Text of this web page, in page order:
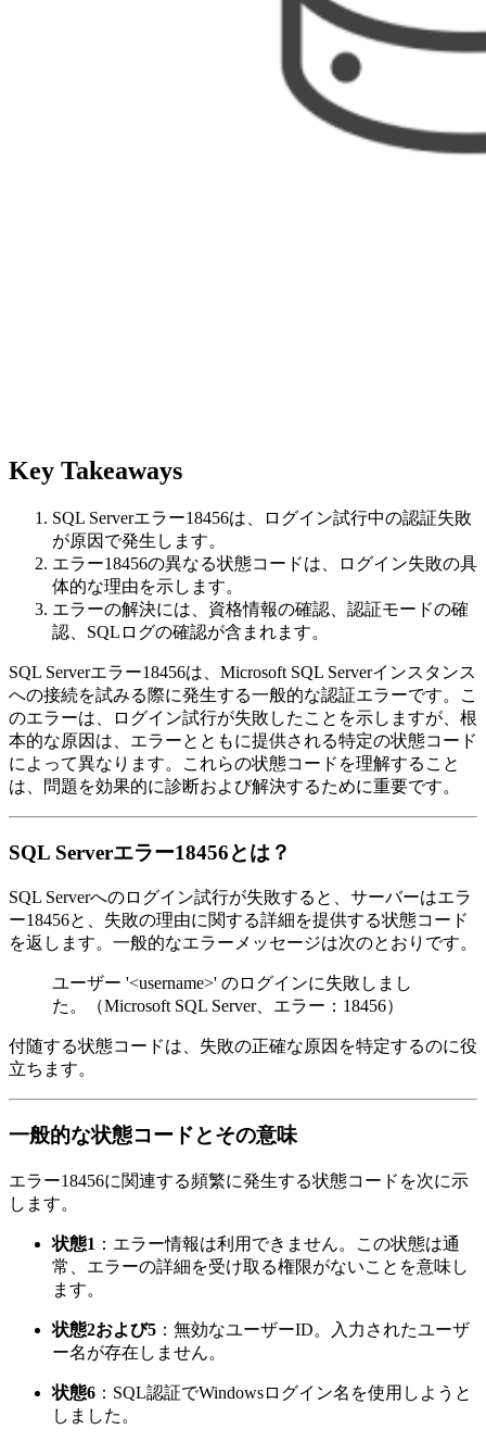
Key Takeaways
SQL Serverエラー18456は、ログイン試行中の認証失敗
が原因で発生します。
エラー18456の異なる状態コードは、ログイン失敗の具
体的な理由を示します。
エラーの解決には、資格情報の確認、認証モードの確
認、SQLログの確認が含まれます。
SQL Serverエラー18456は、Microsoft SQL Serverインスタンス
への接続を試みる際に発生する一般的な認証エラーです。こ
のエラーは、ログイン試行が失敗したことを示しますが、根
本的な原因は、エラーとともに提供される特定の状態コード
によって異なります。これらの状態コードを理解すること
は、問題を効果的に診断および解決するために重要です。
SQL Serverエラー18456とは？
SQL Serverへのログイン試行が失敗すると、サーバーはエラ
ー18456と、失敗の理由に関する詳細を提供する状態コード
を返します。一般的なエラーメッセージは次のとおりです。
ユーザー '<username>' のログインに失敗しまし
た。（Microsoft SQL Server、エラー：18456）
付随する状態コードは、失敗の正確な原因を特定するのに役
立ちます。
一般的な状態コードとその意味
エラー18456に関連する頻繁に発生する状態コードを次に示
します。
状態1 ：エラー情報は利用できません。この状態は通
常、エラーの詳細を受け取る権限がないことを意味し
ます。
状態2および5 ：無効なユーザーID。入力されたユーザ
ー名が存在しません。
状態6 ：SQL認証でWindowsログイン名を使用しようと
しました。